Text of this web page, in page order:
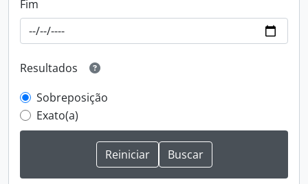
Fim
Resultados
Sobreposição
Exato(a)